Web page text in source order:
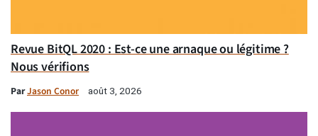
Revue BitQL 2020 : Est-ce une arnaque ou légitime ?
Nous vérifions
ParJason Conor août 3, 2026